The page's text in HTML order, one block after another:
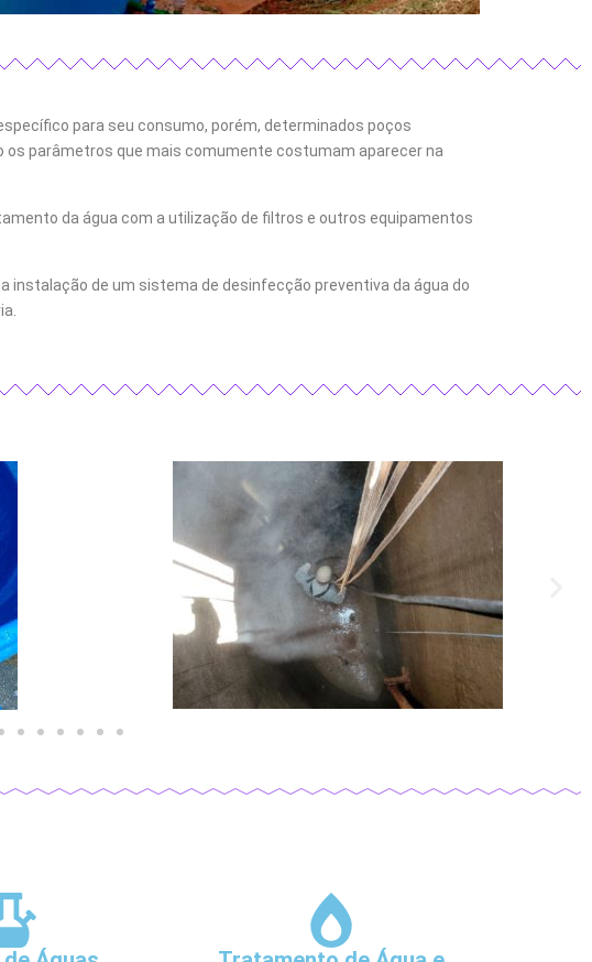
para seu consumo, porém, determinados poços
os parâmetros que mais comumente costumam aparecer na
da água com a utilização de filtros e outros equipamentos
de um sistema de desinfecção preventiva da água do